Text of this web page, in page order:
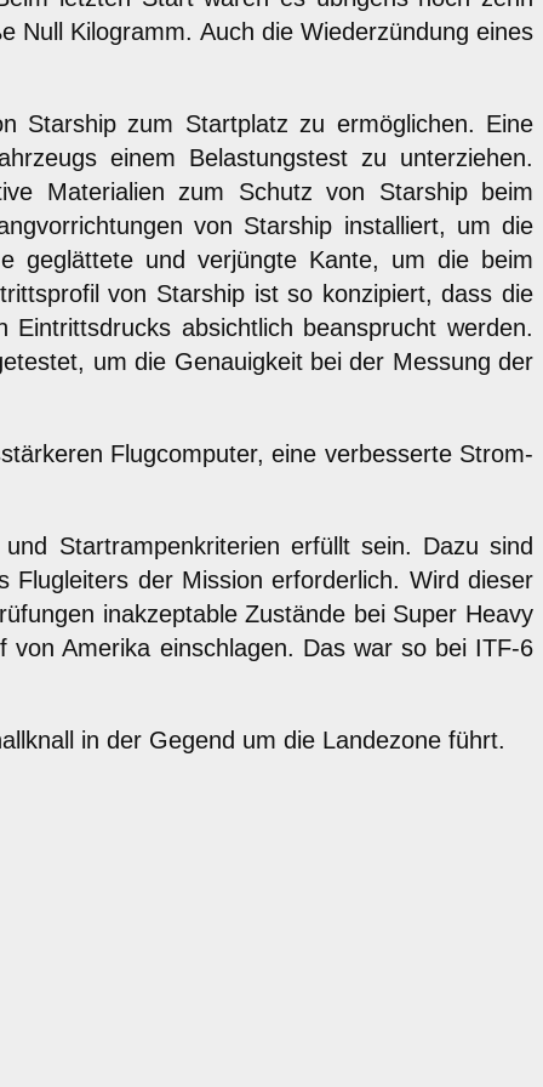
Null Kilogramm. Auch die Wiederzündung eines
Starship zum Startplatz zu ermöglichen. Eine
einem Belastungstest zu unterziehen.
Materialien zum Schutz von Starship beim
von Starship installiert, um die
geglättete und verjüngte Kante, um die beim
von Starship ist so konzipiert, dass die
absichtlich beansprucht werden.
um die Genauigkeit bei der Messung der
Flugcomputer, eine verbesserte Strom-
Startrampenkriterien erfüllt sein. Dazu sind
Flugleiters der Mission erforderlich. Wird dieser
inakzeptable Zustände bei Super Heavy
Amerika einschlagen. Das war so bei ITF-6
in der Gegend um die Landezone führt.